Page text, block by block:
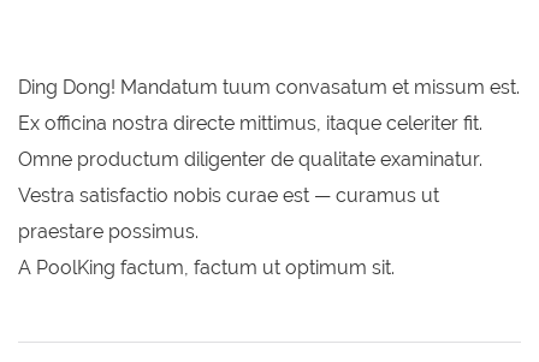
Ding Dong! Mandatum tuum convasatum et missum est.
Ex officina nostra directe mittimus, itaque celeriter fit.
Omne productum diligenter de qualitate examinatur.
Vestra satisfactio nobis curae est — curamus ut
praestare possimus.
A PoolKing factum, factum ut optimum sit.